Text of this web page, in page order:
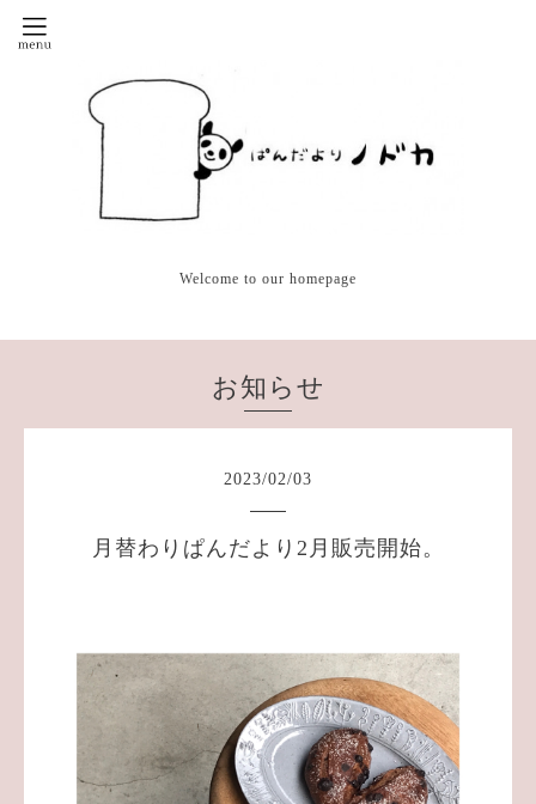
Welcome to our homepage
お知らせ
2023/02/03
月替わりぱんだより2月販売開始。